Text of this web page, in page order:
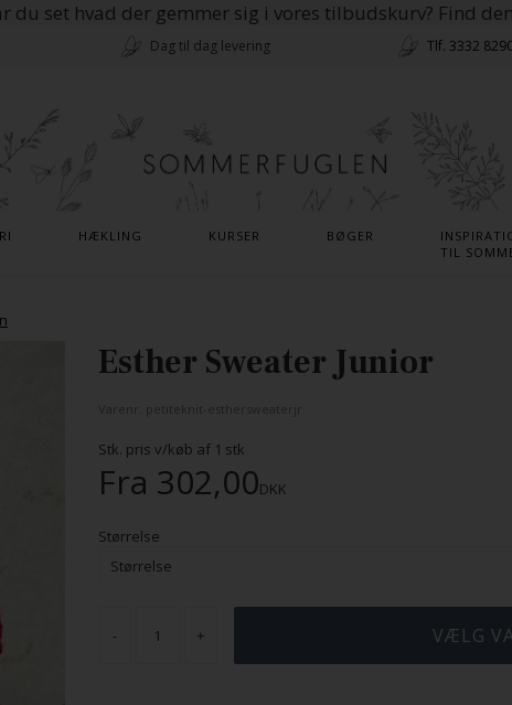
du set hvad der gemmer sig i vores tilbudskurv? Find den
Dag til dag levering Tlf. 3332
HÆKLING KURSER BØGER
TIL
Esther Sweater Junior
Stk. pris v/køb af 1 stk
Fra 302,00DKK
Størrelse
- +